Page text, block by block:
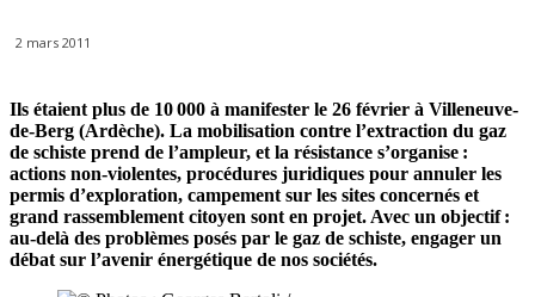
2 mars 2011
Ils étaient plus de 10 000 à manifester le 26 février à Villeneuve-
de-Berg (Ardèche). La mobilisation contre l’extraction du gaz
de schiste prend de l’ampleur, et la résistance s’organise :
actions non-violentes, procédures juridiques pour annuler les
permis d’exploration, campement sur les sites concernés et
grand rassemblement citoyen sont en projet. Avec un objectif :
au-delà des problèmes posés par le gaz de schiste, engager un
débat sur l’avenir énergétique de nos sociétés.